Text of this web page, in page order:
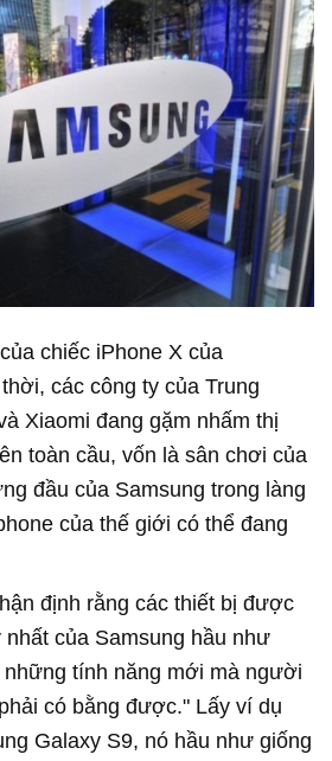
chiếc iPhone X của
các công ty của Trung
Xiaomi đang gặm nhấm thị
toàn cầu, vốn là sân chơi của
đầu của Samsung trong làng
của thế giới có thể đang
định rằng các thiết bị được
của Samsung hầu như
những tính năng mới mà người
có bằng được." Lấy ví dụ
Galaxy S9, nó hầu như giống